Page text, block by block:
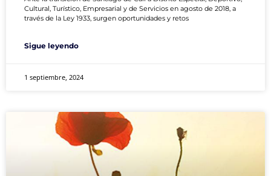
Cultural, Turístico, Empresarial y de Servicios en agosto de 2018, a
través de la Ley 1933, surgen oportunidades y retos
Sigue leyendo
1 septiembre, 2024